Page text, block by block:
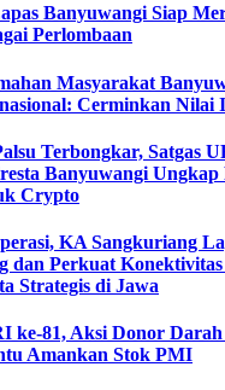
Banyuwangi Siap
Perlombaan
Masyarakat
Cerminkan Nilai
Terbongkar, Satgas
Banyuwangi Ungkap
Crypto
KA Sangkuriang
dan Perkuat
Strategis di Jawa
ke-81, Aksi Donor Darah
Amankan Stok PMI